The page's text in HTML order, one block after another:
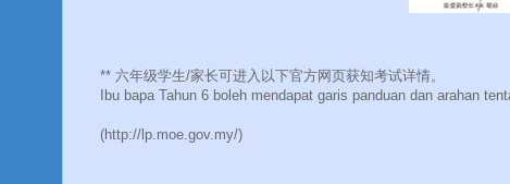
** 六年级学生/家长可进入以下官方网页获知考试详情。
Ibu bapa Tahun 6 boleh mendapat garis panduan dan arahan
(http://lp.moe.gov.my/)